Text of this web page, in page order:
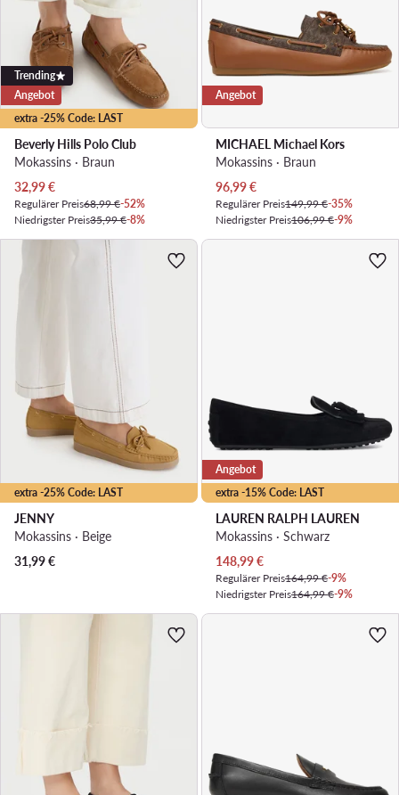
extra -25% Code: LAST
Trending
Angebot
Beverly Hills Polo Club
Mokassins · Braun
Aktueller Preis
32,99€
Regulärer Preis68,99 €-52%
Niedrigster Preis35,99 €-8%
Angebot
MICHAEL Michael Kors
Mokassins · Braun
Aktueller Preis
96,99€
Regulärer Preis149,99 €-35%
Niedrigster Preis106,99 €-9%
extra -25% Code: LAST
JENNY
Mokassins · Beige
31,99€
extra -15% Code: LAST
Angebot
LAUREN RALPH LAUREN
Mokassins · Schwarz
Aktueller Preis
148,99€
Regulärer Preis164,99 €-9%
Niedrigster Preis164,99 €-9%